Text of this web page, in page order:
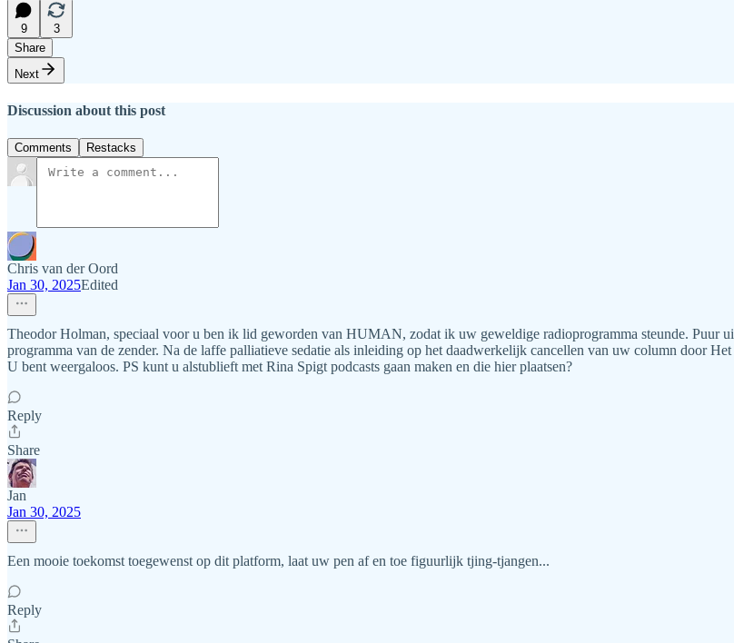
9
3
Share
Next
Discussion about this post
Comments Restacks
Chris van der Oord
Jan 30, 2025Edited
Theodor Holman, speciaal voor u ben ik lid geworden van HUMAN, zodat ik uw geweldige radioprogramma steunde. Puur
programma van de zender. Na de laffe palliatieve sedatie als inleiding op het daadwerkelijk cancellen van uw column door
U bent weergaloos. PS kunt u alstublieft met Rina Spigt podcasts gaan maken en die hier plaatsen?
Reply
Share
Jan
Jan 30, 2025
Een mooie toekomst toegewenst op dit platform, laat uw pen af en toe figuurlijk tjing-tjangen...
Reply